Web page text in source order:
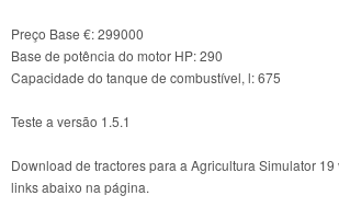
Preço Base €: 299000
Base de potência do motor HP: 290
Capacidade do tanque de combustível, l: 675
Teste a versão 1.5.1
Download de tractores para a Agricultura Simulator
links abaixo na página.